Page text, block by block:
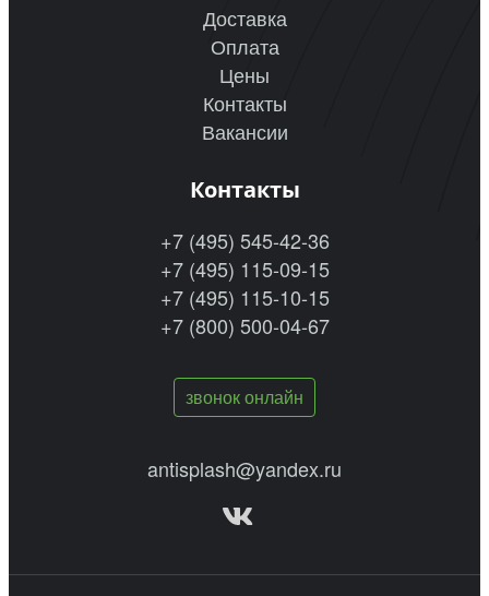
Доставка
Оплата
Цены
Контакты
Вакансии
Контакты
+7 (495) 545-42-36
+7 (495) 115-09-15
+7 (495) 115-10-15
+7 (800) 500-04-67
звонок онлайн
antisplash@yandex.ru